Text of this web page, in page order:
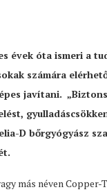
évek óta ismeri a
számára
javítani.
D bőrgyógyász
más néven